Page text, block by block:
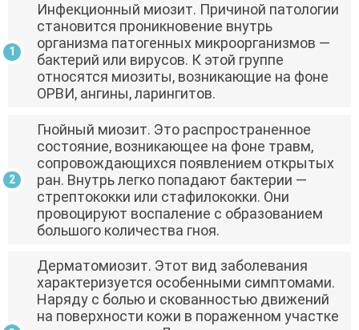
Инфекционный миозит. Причиной патологии
становится проникновение внутрь
организма патогенных микроорганизмов —
бактерий или вирусов. К этой группе
относятся миозиты, возникающие на фоне
ОРВИ, ангины, ларингитов.
Гнойный миозит. Это распространенное
состояние, возникающее на фоне травм,
сопровождающихся появлением открытых
ран. Внутрь легко попадают бактерии —
стрептококки или стафилококки. Они
провоцируют воспаление с образованием
большого количества гноя.
Дерматомиозит. Этот вид заболевания
характеризуется особенными симптомами.
Наряду с болью и скованностью движений
на поверхности кожи в пораженном участке